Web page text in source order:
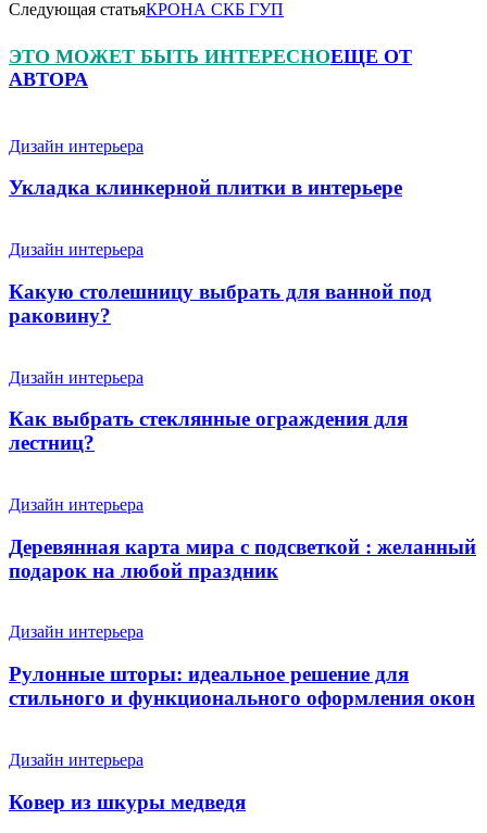
Следующая статьяКРОНА СКБ ГУП
ЭТО МОЖЕТ БЫТЬ ИНТЕРЕСНОЕЩЕ ОТ
АВТОРА
Дизайн интерьера
Укладка клинкерной плитки в интерьере
Дизайн интерьера
Какую столешницу выбрать для ванной под
раковину?
Дизайн интерьера
Как выбрать стеклянные ограждения для
лестниц?
Дизайн интерьера
Деревянная карта мира с подсветкой : желанный
подарок на любой праздник
Дизайн интерьера
Рулонные шторы: идеальное решение для
стильного и функционального оформления окон
Дизайн интерьера
Ковер из шкуры медведя